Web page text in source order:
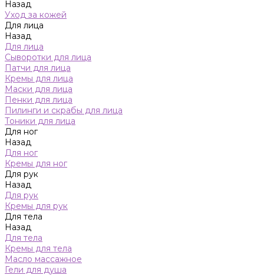
Назад
Уход за кожей
Для лица
Назад
Для лица
Сыворотки для лица
Патчи для лица
Кремы для лица
Маски для лица
Пенки для лица
Пилинги и скрабы для лица
Тоники для лица
Для ног
Назад
Для ног
Кремы для ног
Для рук
Назад
Для рук
Кремы для рук
Для тела
Назад
Для тела
Кремы для тела
Масло массажное
Гели для душа